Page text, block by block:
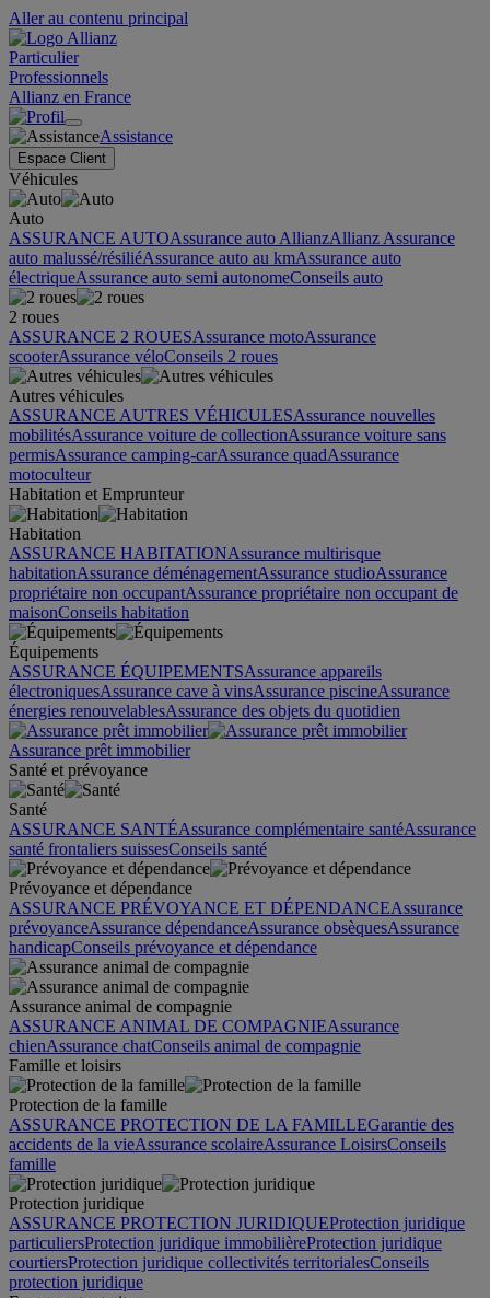
Aller au contenu principal
Particulier
Professionnels
Allianz en France
Assistance
Espace Client
Véhicules
Auto
ASSURANCE AUTOAssurance auto AllianzAllianz Assurance
auto malussé/résiliéAssurance auto au kmAssurance auto
électriqueAssurance auto semi autonomeConseils auto
2 roues
ASSURANCE 2 ROUESAssurance motoAssurance
scooterAssurance véloConseils 2 roues
Autres véhicules
ASSURANCE AUTRES VÉHICULESAssurance nouvelles
mobilitésAssurance voiture de collectionAssurance voiture sans
permisAssurance camping-carAssurance quadAssurance
motoculteur
Habitation et Emprunteur
Habitation
ASSURANCE HABITATIONAssurance multirisque
habitationAssurance déménagementAssurance studioAssurance
propriétaire non occupantAssurance propriétaire non occupant de
maisonConseils habitation
Équipements
ASSURANCE ÉQUIPEMENTSAssurance appareils
électroniquesAssurance cave à vinsAssurance piscineAssurance
énergies renouvelablesAssurance des objets du quotidien
Assurance prêt immobilier
Santé et prévoyance
Santé
ASSURANCE SANTÉAssurance complémentaire santéAssurance
santé frontaliers suissesConseils santé
Prévoyance et dépendance
ASSURANCE PRÉVOYANCE ET DÉPENDANCEAssurance
prévoyanceAssurance dépendanceAssurance obsèquesAssurance
handicapConseils prévoyance et dépendance
Assurance animal de compagnie
ASSURANCE ANIMAL DE COMPAGNIEAssurance
chienAssurance chatConseils animal de compagnie
Famille et loisirs
Protection de la famille
ASSURANCE PROTECTION DE LA FAMILLEGarantie des
accidents de la vieAssurance scolaireAssurance LoisirsConseils
famille
Protection juridique
ASSURANCE PROTECTION JURIDIQUEProtection juridique
particuliersProtection juridique immobilièreProtection juridique
courtiersProtection juridique collectivités territorialesConseils
protection juridique